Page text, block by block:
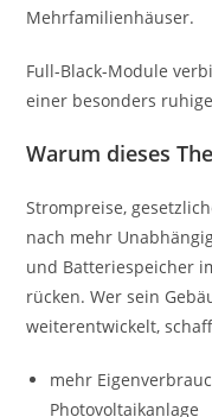
Mehrfamilienhäuser.
Full-Black-Module
einer besonders
Warum dieses
Strompreise,
nach mehr
und Batteriespeicher
rücken. Wer sein
weiterentwickelt,
mehr
Photovoltaikanlage